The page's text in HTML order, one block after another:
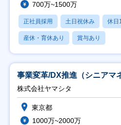
700万~1500万
正社員採用 土日祝休み 休日
産休・育休あり 賞与あり
事業変革/DX推進（シニアマ
株式会社ヤマシタ
東京都
1000万~2000万